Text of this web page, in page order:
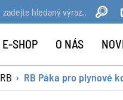
RB Páka pro plynové
SHOP O NÁS